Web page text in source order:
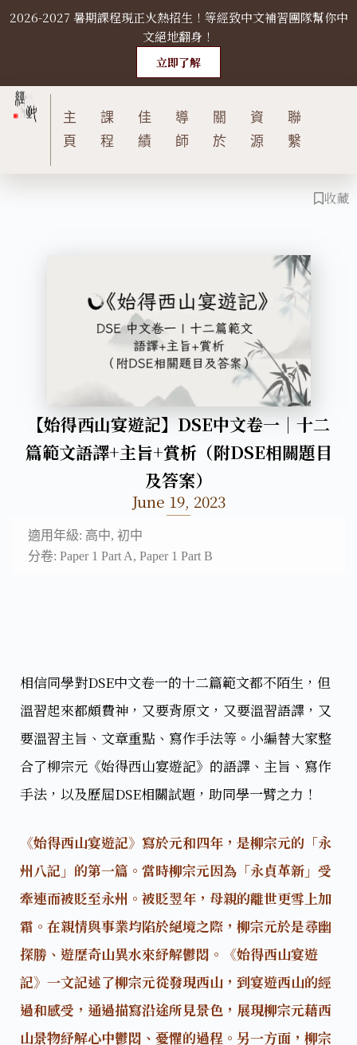
S
t
o
2026-2027 暑期課程現正火熱招生！等經致中文補習團隊幫你中
文絕地翻身！
立即了解
主
頁
課
程
佳
績
導
師
關
於
資
源
聯
繫
收藏
【始得西山宴遊記】DSE中文卷一｜十二
篇範文語譯+主旨+賞析（附DSE相關題目
及答案）
June 19, 2023
適用年級: 高中, 初中
分卷: Paper 1 Part A, Paper 1 Part B
相信同學對DSE中文卷一的十二篇範文都不陌生，但
溫習起來都頗費神，又要背原文，又要溫習語譯，又
要溫習主旨、文章重點、寫作手法等。小編替大家整
合了柳宗元《始得西山宴遊記》的語譯、主旨、寫作
手法，以及歷屆DSE相關試題，助同學一臂之力！
《始得西山宴遊記》寫於元和四年，是柳宗元的「永
州八記」的第一篇。當時柳宗元因為「永貞革新」受
牽連而被貶至永州。被貶翌年，母親的離世更雪上加
霜。在親情與事業均陷於絕境之際，柳宗元於是尋幽
探勝、遊歷奇山異水來紓解鬱悶。《始得西山宴遊
記》一文記述了柳宗元從發現西山，到宴遊西山的經
過和感受，通過描寫沿途所見景色，展現柳宗元藉西
山景物紓解心中鬱悶、憂懼的過程。另一方面，柳宗